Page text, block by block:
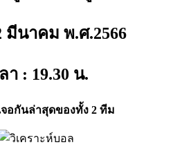
มีนาคม พ.ศ.2566
า : 19.30 น.
จอกันล่าสุดของทั้ง 2 ทีม